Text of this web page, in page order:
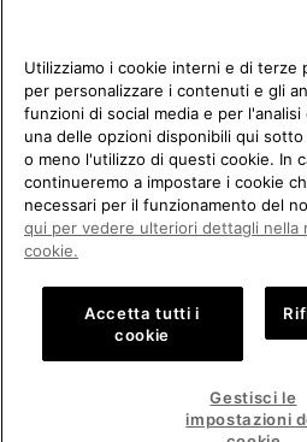
Italia
©2026Columbia Sportswear Company.
Petit-Lancy Switzerland. Tutti i diritti
Politica sulla privacy Termini di utilizzo
Condizioni Generali di Vendita
Public CBCR
Servizio clienti: Lun. - Ven. 9:00 - 13:00 & 14:00 -
BENVENUTO/A
SELEZIONA IL
Shopping
Utilizziamo i cookie interni e di terze
per personalizzare i contenuti e gli
funzioni di social media e per
una delle opzioni disponibili qui
o meno l'utilizzo di questi cookie. In
continueremo a impostare i cookie
necessari per il funzionamento del
qui per vedere ulteriori dettagli nella
cookie.
Accetta tutti i
cookie
Gestisci le
impostazioni